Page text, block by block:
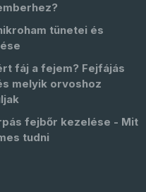
tünetei és
fáj a fejem? Fejfájás
melyik orvoshoz
fejbőr kezelése - Mit
tudni